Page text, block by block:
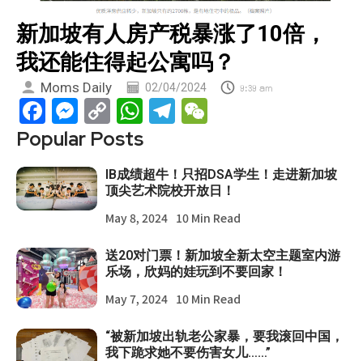
新加坡有人房产税暴涨了10倍，
我还能住得起公寓吗？
Moms Daily 02/04/2024 9:39 am
Facebook
Messenger
Copy
Link
WhatsApp
Telegram
Popular Posts
IB成绩超牛！只招DSA学生！走进新加坡
顶尖艺术院校开放日！
May 8, 2024 10 Min Read
送20对门票！新加坡全新太空主题室内游
乐场，欣妈的娃玩到不要回家！
May 7, 2024 10 Min Read
“被新加坡出轨老公家暴，要我滚回中国，
我下跪求她不要伤害女儿……”